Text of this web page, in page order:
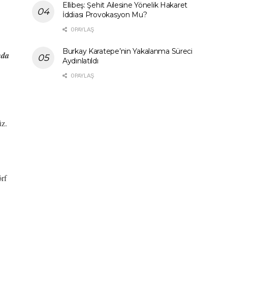
Ellibeş: Şehit Ailesine Yönelik Hakaret
İddiası Provokasyon Mu?
0 PAYLAŞ
Burkay Karatepe’nin Yakalanma Süreci
Aydınlatıldı
0 PAYLAŞ